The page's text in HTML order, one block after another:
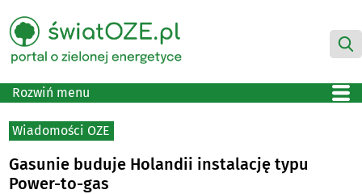
Rozwiń menu
Wiadomości OZE
Gasunie buduje Holandii instalację typu
Power-to-gas